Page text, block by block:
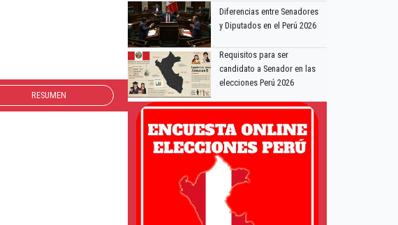
RESUMEN
Diferencias entre Senadores
y Diputados en el Perú 2026
Requisitos para ser
candidato a Senador en las
elecciones Perú 2026